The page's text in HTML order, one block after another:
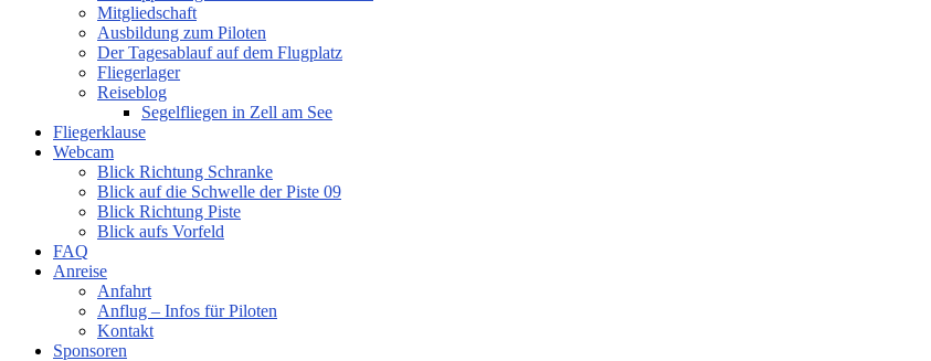
Mitgliedschaft
Ausbildung zum Piloten
Der Tagesablauf auf dem Flugplatz
Fliegerlager
Reiseblog
Segelfliegen in Zell am See
Fliegerklause
Webcam
Blick Richtung Schranke
Blick auf die Schwelle der Piste 09
Blick Richtung Piste
Blick aufs Vorfeld
FAQ
Anreise
Anfahrt
Anflug – Infos für Piloten
Kontakt
Sponsoren